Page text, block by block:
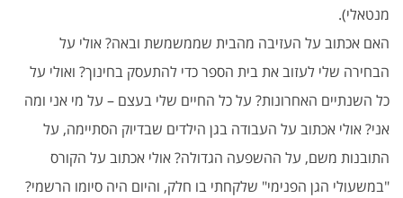
מנטאלי).
האם אכתוב על העזיבה מהבית שממשמשת ובאה? אולי על
הבחירה שלי לעזוב את בית הספר כדי להתעסק בחינוך? ואולי על
כל השנתיים האחרונות? על כל החיים שלי בעצם – על מי אני ומה
אני? אולי אכתוב על העבודה בגן הילדים שבדיוק הסתיימה, על
התובנות משם, על ההשפעה הגדולה? אולי אכתוב על הקורס
"במשעולי הגן הפנימי" שלקחתי בו חלק, והיום היה סיומו הרשמי?